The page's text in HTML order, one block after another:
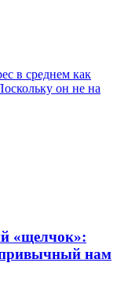
в среднем как
он не на
«щелчок»:
нам